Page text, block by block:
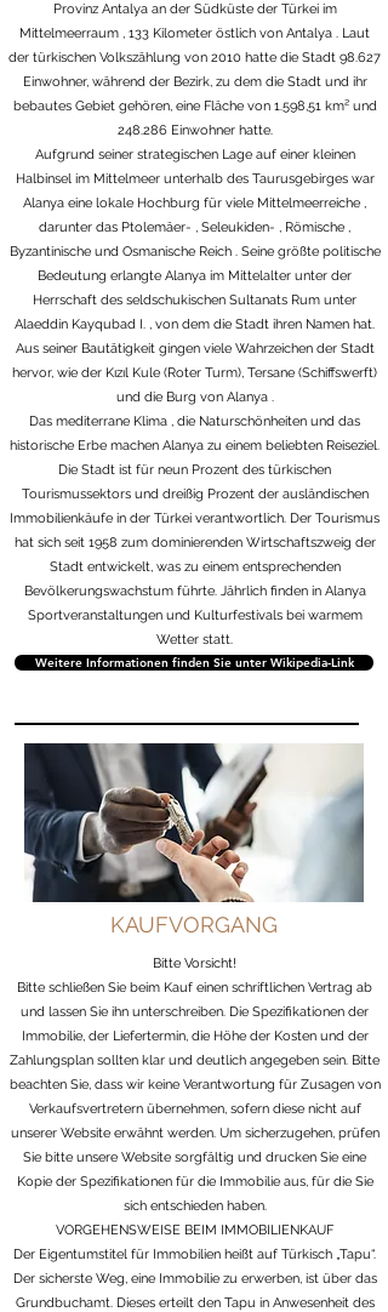
Provinz Antalyaan der Südküste der Türkeiim
Mittelmeerraum , 133 Kilometer östlich von Antalya . Laut
der türkischen Volkszählung von 2010 hatte die Stadt 98.627
Einwohner, während der Bezirk, zu dem die Stadt und ihr
bebautes Gebiet gehören, eine Fläche von 1.598,51 km² und
248.286 Einwohner hatte.
Aufgrund seiner strategischen Lage auf einer kleinen
Halbinsel im Mittelmeerunterhalb des Taurusgebirgeswar
Alanya eine lokale Hochburg für viele Mittelmeerreiche ,
darunter das Ptolemäer- , Seleukiden- , Römische ,
Byzantinischeund Osmanische Reich. Seine größte politische
Bedeutung erlangte Alanya im Mittelalter unter der
Herrschaft des seldschukischen Sultanats Rum unter
Alaeddin Kayqubad I. , von dem die Stadt ihren Namen hat.
Aus seiner Bautätigkeit gingen viele Wahrzeichen der Stadt
hervor, wie der Kızıl Kule (Roter Turm), Tersane (Schiffswerft)
und die Burg von Alanya.
Das mediterrane Klima , die Naturschönheiten und das
historische Erbe machen Alanya zu einem beliebten Reiseziel.
Die Stadt ist für neun Prozent des türkischen
Tourismussektorsund dreißig Prozent der ausländischen
Immobilienkäufe in der Türkei verantwortlich. Der Tourismus
hat sich seit 1958 zum dominierenden Wirtschaftszweig der
Stadt entwickelt, was zu einem entsprechenden
Bevölkerungswachstum führte. Jährlich finden in Alanya
Sportveranstaltungen und Kulturfestivals bei warmem
Wetter statt.
Weitere Informationen finden Sie unter Wikipedia-Link
KAUFVORGANG
Bitte Vorsicht!
Bitte schließen Sie beim Kauf einen schriftlichen Vertrag ab
und lassen Sie ihn unterschreiben. Die Spezifikationen der
Immobilie, der Liefertermin, die Höhe der Kosten und der
Zahlungsplan sollten klar und deutlich angegeben sein. Bitte
beachten Sie, dass wir keine Verantwortung für Zusagen von
Verkaufsvertretern übernehmen, sofern diese nicht auf
unserer Website erwähnt werden. Um sicherzugehen, prüfen
Sie bitte unsere Website sorgfältig und drucken Sie eine
Kopie der Spezifikationen für die Immobilie aus, für die Sie
sich entschieden haben.
VORGEHENSWEISE BEIM IMMOBILIENKAUF
Der Eigentumstitel für Immobilien heißt auf Türkisch „Tapu“.
Der sicherste Weg, eine Immobilie zu erwerben, ist über das
Grundbuchamt. Dieses erteilt den Tapu in Anwesenheit des